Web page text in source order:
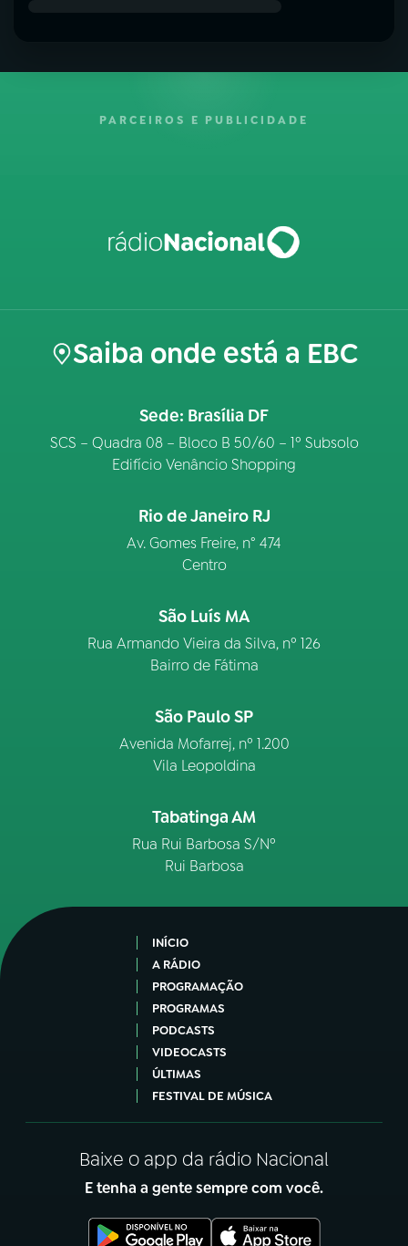
PARCEIROS E PUBLICIDADE
Saiba onde está a EBC
Sede: Brasília DF
SCS – Quadra 08 – Bloco B 50/60 – 1º Subsolo
Edifício Venâncio Shopping
Rio de Janeiro RJ
Av. Gomes Freire, n° 474
Centro
São Luís MA
Rua Armando Vieira da Silva, nº 126
Bairro de Fátima
São Paulo SP
Avenida Mofarrej, nº 1.200
Vila Leopoldina
Tabatinga AM
Rua Rui Barbosa S/Nº
Rui Barbosa
INÍCIO
A RÁDIO
PROGRAMAÇÃO
PROGRAMAS
PODCASTS
VIDEOCASTS
ÚLTIMAS
FESTIVAL DE MÚSICA
Baixe o app da rádio Nacional
E tenha a gente sempre com você.